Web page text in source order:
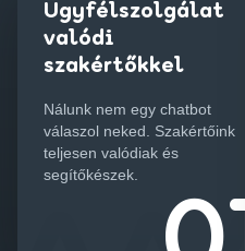
Ügyfélszolgálat
valódi
szakértőkkel
Nálunk nem egy chatbot
válaszol neked. Szakértőink
teljesen valódiak és
segítőkészek.